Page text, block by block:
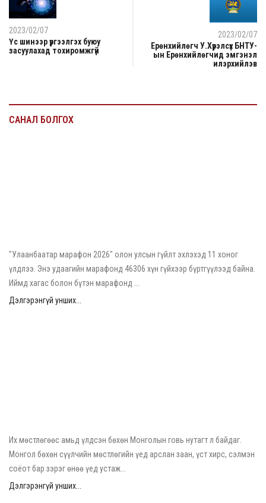
2023/02/07
Үс шинээр үргээлгэх буюу
засуулахад тохиромжгүй
2023/02/07
Ерөнхийлөгч У.Хүрэлсүх БНТУ-
ын Ерөнхийлөгчид эмгэнэл
илэрхийлэв
САНАЛ БОЛГОХ
"Улаанбаатар марафон 2026" олон улсын гүйлт эхлэхэд 11 хоног
үлдлээ. Энэ удаагийн марафонд 46306 хүн гүйхээр бүртгүүлээд байна.
Иймд хагас болон бүтэн марафонд ...
Дэлгэрэнгүй унших...
Их мөстлөгөөс амьд үлдсэн бөхөн Монголын говь нутагт л байдаг.
Монгол бөхөн сүүлчийн мөстлөгийн үед арслан заан, үст хирс, сэлмэн
соёот бар зэрэг өнөө үед устаж...
Дэлгэрэнгүй унших...